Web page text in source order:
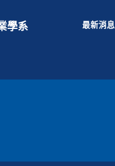
學系 最新消息